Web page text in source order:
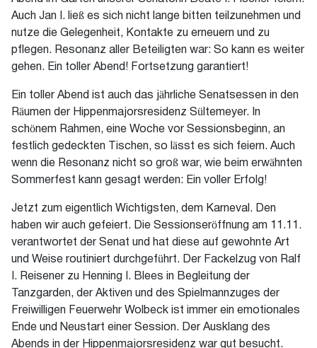
Auch Jan I. ließ es sich nicht lange bitten teilzunehmen und
nutze die Gelegenheit, Kontakte zu erneuern und zu
pflegen. Resonanz aller Beteiligten war: So kann es weiter
gehen. Ein toller Abend! Fortsetzung garantiert!
Ein toller Abend ist auch das jährliche Senatsessen in den
Räumen der Hippenmajorsresidenz Sültemeyer. In
schönem Rahmen, eine Woche vor Sessionsbeginn, an
festlich gedeckten Tischen, so lässt es sich feiern. Auch
wenn die Resonanz nicht so groß war, wie beim erwähnten
Sommerfest kann gesagt werden: Ein voller Erfolg!
Jetzt zum eigentlich Wichtigsten, dem Karneval. Den
haben wir auch gefeiert. Die Sessionseröffnung am 11.11.
verantwortet der Senat und hat diese auf gewohnte Art
und Weise routiniert durchgeführt. Der Fackelzug von Ralf
I. Reisener zu Henning I. Blees in Begleitung der
Tanzgarden, der Aktiven und des Spielmannzuges der
Freiwilligen Feuerwehr Wolbeck ist immer ein emotionales
Ende und Neustart einer Session. Der Ausklang des
Abends in der Hippenmajorsresidenz war gut besucht.